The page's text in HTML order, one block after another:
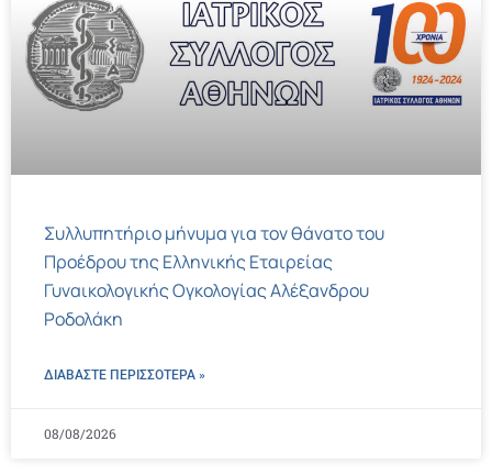
Συλλυπητήριο μήνυμα για τον θάνατο του
Προέδρου της Ελληνικής Εταιρείας
Γυναικολογικής Ογκολογίας Αλέξανδρου
Ροδολάκη
ΔΙΑΒΑΣΤΕ ΠΕΡΙΣΣΌΤΕΡΑ »
08/08/2026